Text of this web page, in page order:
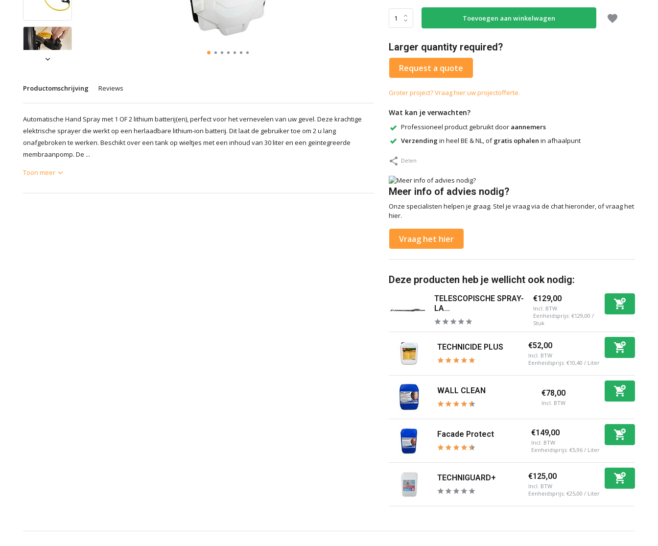
Productomschrijving Reviews
Automatische Hand Spray met 1 OF 2 lithium batterij(en), perfect voor het vernevelen van uw gevel. Deze krachtige
elektrische sprayer die werkt op een herlaadbare lithium-ion batterij. Dit laat de gebruiker toe om 2 u lang
onafgebroken te werken. Beschikt over een tank op wieltjes met een inhoud van 30 liter en een geïntegreerde
membraanpomp. De ...
Toon meer
Toevoegen aan winkelwagen
Larger quantity required?
Request a quote
Groter project? Vraag hier uw projectofferte.
Wat kan je verwachten?
Professioneel product gebruikt door aannemers
Verzending in heel BE & NL, ofgratis ophalen in afhaalpunt
Delen
Meer info of advies nodig?
Onze specialisten helpen je graag. Stel je vraag via de chat hieronder, of vraag het
hier.
Vraag het hier
Deze producten heb je wellicht ook nodig:
TELESCOPISCHE SPRAY-
LA...
€129,00
Incl. BTW
Eenheidsprijs: €129,00 /
Stuk
TECHNICIDE PLUS €52,00
Incl. BTW
Eenheidsprijs: €10,40 / Liter
WALL CLEAN €78,00
Incl. BTW
Facade Protect €149,00
Incl. BTW
Eenheidsprijs: €5,96/ Liter
TECHNIGUARD+ €125,00
Incl. BTW
Eenheidsprijs: €25,00 / Liter